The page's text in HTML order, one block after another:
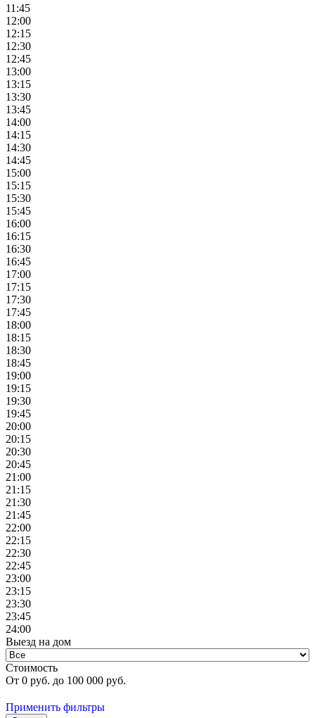
11:45
12:00
12:15
12:30
12:45
13:00
13:15
13:30
13:45
14:00
14:15
14:30
14:45
15:00
15:15
15:30
15:45
16:00
16:15
16:30
16:45
17:00
17:15
17:30
17:45
18:00
18:15
18:30
18:45
19:00
19:15
19:30
19:45
20:00
20:15
20:30
20:45
21:00
21:15
21:30
21:45
22:00
22:15
22:30
22:45
23:00
23:15
23:30
23:45
24:00
Выезд на дом
Стоимость
От 0 руб. до 100 000 руб.
Применить фильтры